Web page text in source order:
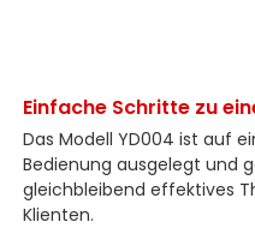
Einfache Schritte zu
Das Modell YD004 ist auf
Bedienung ausgelegt und
gleichbleibend effektives
Klienten.